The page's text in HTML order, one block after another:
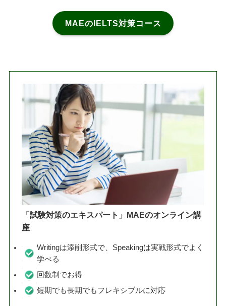
MAEのIELTS対策コース
「試験対策のエキスパート」MAEのオンライン講
座
Writingは添削形式で、Speakingは実戦形式でよく
学べる
回数制でお得
短期でも長期でもフレキシブルに対応